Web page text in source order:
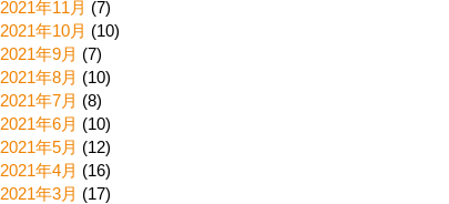
2021年11月 (7)
2021年10月 (10)
2021年9月 (7)
2021年8月 (10)
2021年7月 (8)
2021年6月 (10)
2021年5月 (12)
2021年4月 (16)
2021年3月 (17)